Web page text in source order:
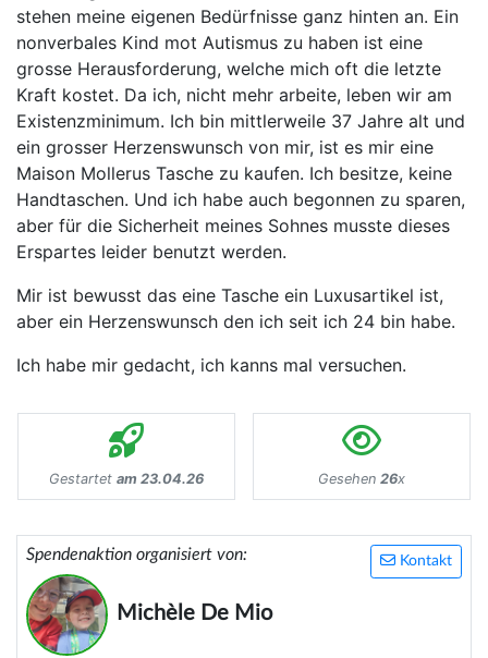
stehen meine eigenen Bedürfnisse ganz hinten an. Ein
nonverbales Kind mot Autismus zu haben ist eine
grosse Herausforderung, welche mich oft die letzte
Kraft kostet. Da ich, nicht mehr arbeite, leben wir am
Existenzminimum. Ich bin mittlerweile 37 Jahre alt und
ein grosser Herzenswunsch von mir, ist es mir eine
Maison Mollerus Tasche zu kaufen. Ich besitze, keine
Handtaschen. Und ich habe auch begonnen zu sparen,
aber für die Sicherheit meines Sohnes musste dieses
Erspartes leider benutzt werden.
Mir ist bewusst das eine Tasche ein Luxusartikel ist,
aber ein Herzenswunsch den ich seit ich 24 bin habe.
Ich habe mir gedacht, ich kanns mal versuchen.
Gestartet am 23.04.26 Gesehen 26x
Kontakt
Spendenaktion organisiert von:
Michèle De Mio